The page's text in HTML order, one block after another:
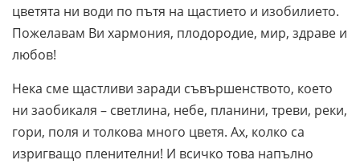
цветята ни води по пътя на щастието и изобилието.
Пожелавам Ви хармония, плодородие, мир, здраве и
любов!
Нека сме щастливи заради съвършенството, което
ни заобикаля – светлина, небе, планини, треви, реки,
гори, поля и толкова много цветя. Ах, колко са
изригващо пленителни! И всичко това напълно